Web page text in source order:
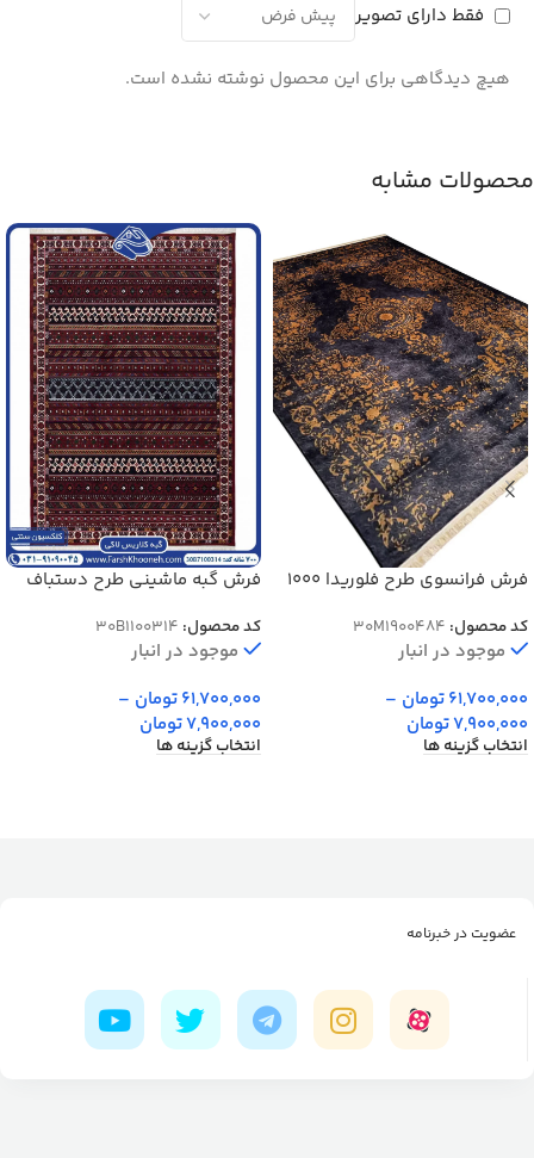
فقط دارای تصویر
هیچ دیدگاهی برای این محصول نوشته نشده است.
محصولات مشابه
فرش فرانسوی طرح فلوریدا 1000
کد محصول: 30M1900484
موجود در انبار
61,700,000تومان –
7,900,000تومان
انتخاب گزینه ها
فرش گبه ماشینی طرح دستباف
کد محصول: 30B1100314
موجود در انبار
61,700,000تومان –
7,900,000تومان
انتخاب گزینه ها
عضویت در خبرنامه